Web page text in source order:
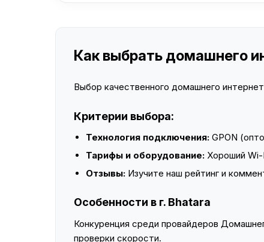
Как выбрать домашнего
Выбор качественного домашнего
Критерии выбора:
Технология подключения: GPON
Тарифы и оборудование: Хороший
Отзывы: Изучите наш рейтинг и
Особенности в г. Bhatara
Конкуренция среди провайдеров
проверки скорости.